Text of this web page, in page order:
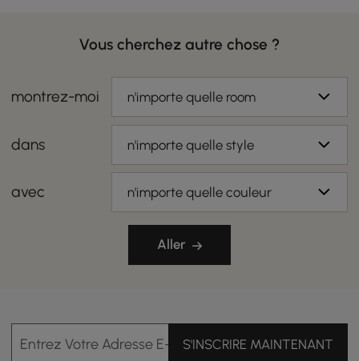
Vous cherchez autre chose ?
montrez-moi n'importe quelle room
dans n'importe quelle style
avec n'importe quelle couleur
Aller
Entrez Votre Adresse E-mailS'INSCRIRE MAINTENANT